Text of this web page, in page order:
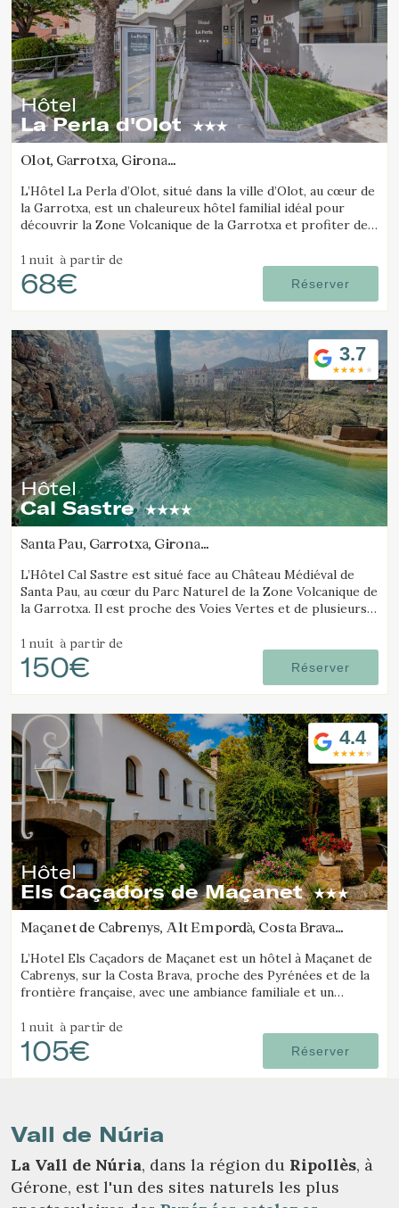
Hôtel
La Perla d'Olot
Olot, Garrotxa, Girona
L’Hôtel La Perla d’Olot, situé dans la ville d’Olot, au cœur de
la Garrotxa, est un chaleureux hôtel familial idéal pour
découvrir la Zone Volcanique de la Garrotxa et profiter de
1 nuit à partir de
68€ Réserver
3.7
Hôtel
Cal Sastre
Santa Pau, Garrotxa, Girona
L’Hôtel Cal Sastre est situé face au Château Médiéval de
Santa Pau, au cœur du Parc Naturel de la Zone Volcanique de
la Garrotxa. Il est proche des Voies Vertes et de plusieurs
1 nuit à partir de
150€ Réserver
4.4
Hôtel
Els Caçadors de Maçanet
Maçanet de Cabrenys, Alt Empordà, Costa Brava
L’Hotel Els Caçadors de Maçanet est un hôtel à Maçanet de
Cabrenys, sur la Costa Brava, proche des Pyrénées et de la
frontière française, avec une ambiance familiale et un
1 nuit à partir de
105€ Réserver
Vall de Núria
La Vall de Núria, dans la région du Ripollès, à
Gérone, est l'un des sites naturels les plus